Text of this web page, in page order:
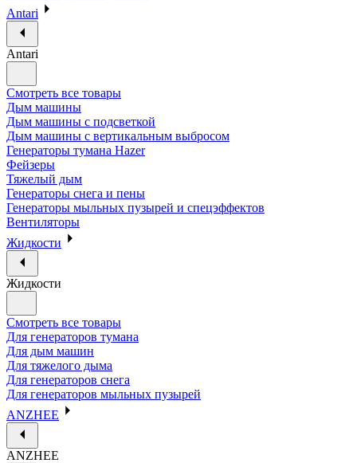
Antari
Antari
Смотреть все товары
Дым машины
Дым машины с подсветкой
Дым машины с вертикальным выбросом
Генераторы тумана Hazer
Фейзеры
Тяжелый дым
Генераторы снега и пены
Генераторы мыльных пузырей и спецэффектов
Вентиляторы
Жидкости
Жидкости
Смотреть все товары
Для генераторов тумана
Для дым машин
Для тяжелого дыма
Для генераторов снега
Для генераторов мыльных пузырей
ANZHEE
ANZHEE